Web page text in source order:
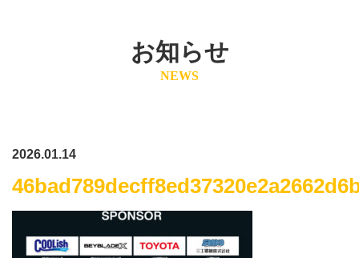
お知らせ
NEWS
2026.01.14